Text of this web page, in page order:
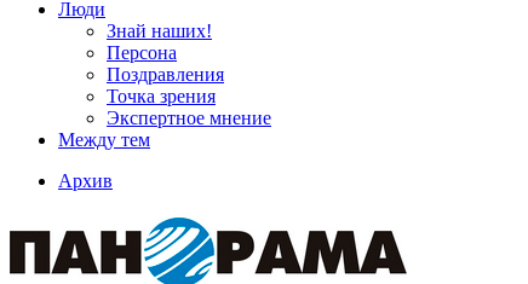
Люди
Знай наших!
Персона
Поздравления
Точка зрения
Экспертное мнение
Между тем
Архив